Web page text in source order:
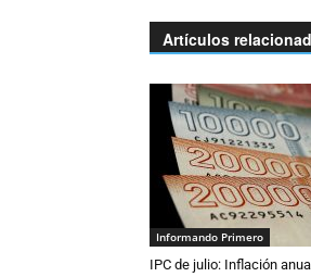
Artículos
Informando Primero
IPC de julio: Inflación